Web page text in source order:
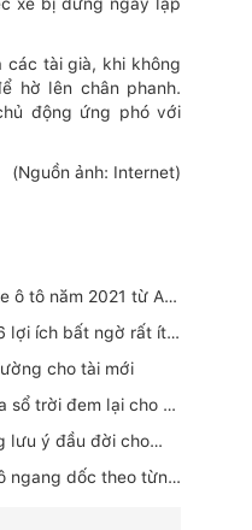
các tài già, khi không
hờ lên chân phanh.
động ứng phó với
(Nguồn ảnh: Internet)
ô tô năm 2021 từ A-
lợi ích bất ngờ rất ít
cho tài mới
sổ trời đem lại cho xe
lưu ý đầu đời cho
ngang dốc theo từng